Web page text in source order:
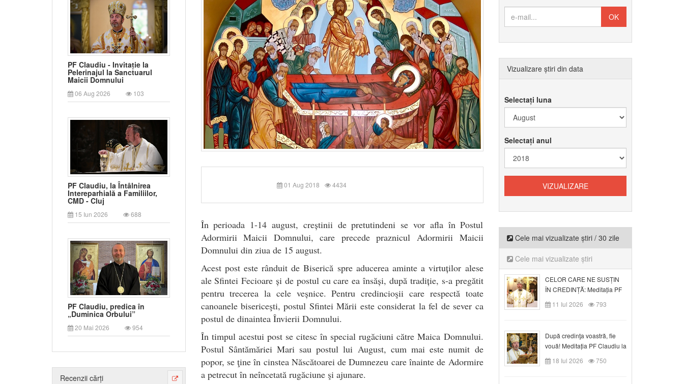
PF Claudiu - Invitație la
Pelerinajul la Sanctuarul
Maicii Domnului
06 Aug 2026 103
PF Claudiu, la Întâlnirea
Intereparhială a Familiilor,
CMD - Cluj
15 Iun 2026 688
PF Claudiu, predica în
„Duminica Orbului”
20 Mai 2026 954
Recenzii cărți
01 Aug 2018 4434
În perioada 1-14 august, creștinii de pretutindeni se vor afla în Postul
Adormirii Maicii Domnului, care precede praznicul Adormirii Maicii
Domnului din ziua de 15 august.
Acest post este rânduit de Biserică spre aducerea aminte a virtuților alese
ale Sfintei Fecioare și de postul cu care ea însăși, după tradiție, s-a pregătit
pentru trecerea la cele veșnice. Pentru credincioşii care respectă toate
canoanele bisericeşti, postul Sfintei Mării este considerat la fel de sever ca
postul de dinaintea Învierii Domnului.
În timpul acestui post se citesc în special rugăciuni către Maica Domnului.
Postul Sântămăriei Mari sau postul lui August, cum mai este numit de
popor, se ţine în cinstea Născătoarei de Dumnezeu care înainte de Adormire
a petrecut în neîncetată rugăciune şi ajunare.
Vizualizare știri din data
Selectați luna
Selectați anul
Cele mai vizualizate știri / 30 zile
Cele mai vizualizate știri
CELOR CARE NE SUSȚIN
ÎN CREDINȚĂ: Meditația PF
Claudiu la Duminica a VI-a
după Rusalii
11 Iul 2026 793
După credinţa voastră, fie
vouă! Meditația PF Claudiu la
duminica a VII-a după Rusalii
18 Iul 2026 750